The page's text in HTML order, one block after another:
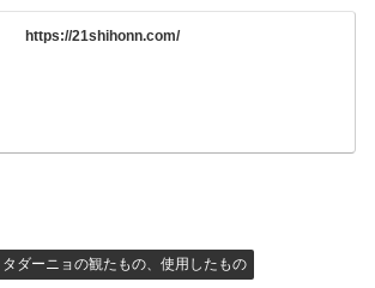
https://21shihonn.com/
タダーニョの観たもの、使用したもの